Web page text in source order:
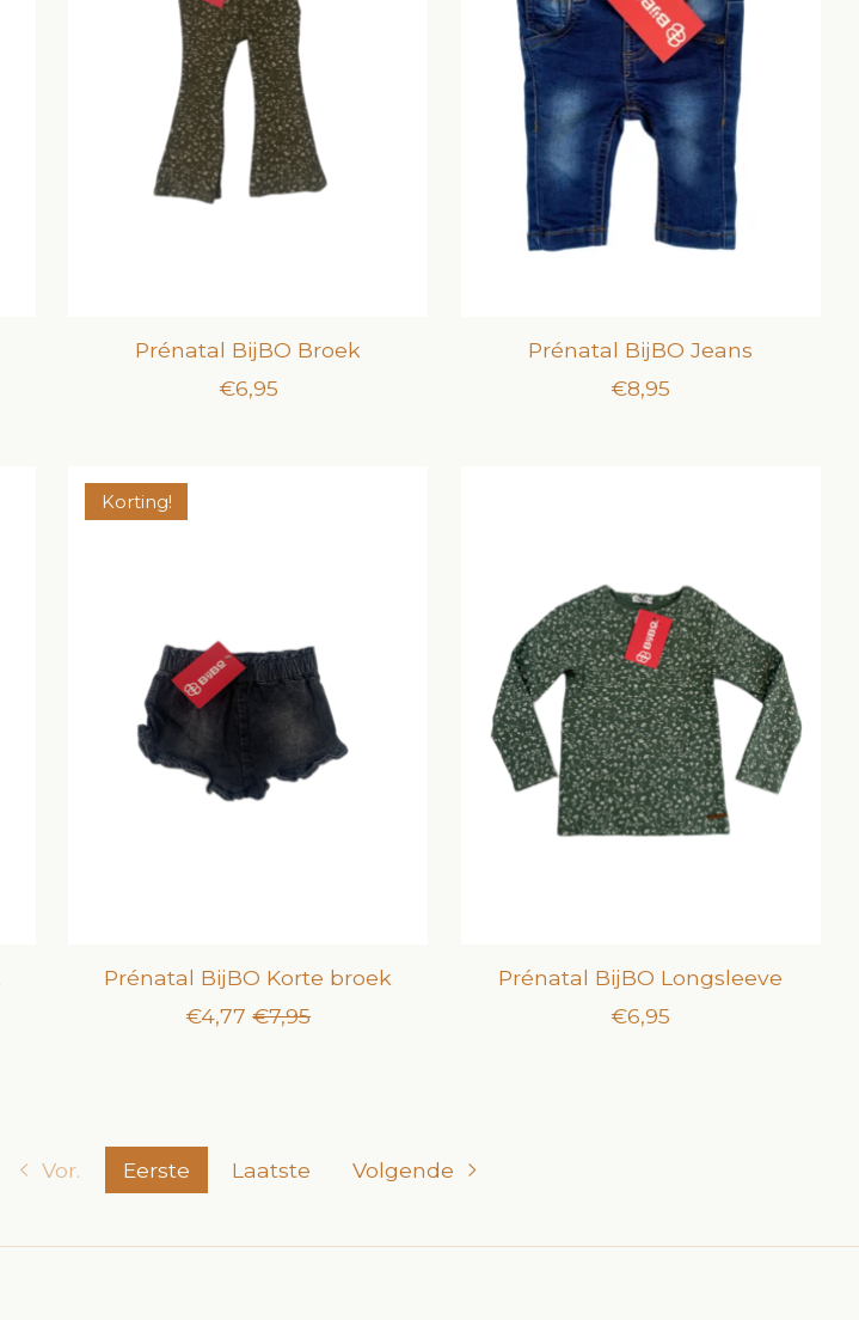
Prénatal BijBO Broek
€6,95
Prénatal BijBO Jeans
€8,95
Korting!
Prénatal BijBO Korte broek
€4,77 €7,95
Prénatal BijBO Longsleeve
€6,95
Vor. Eerste Laatste Volgende